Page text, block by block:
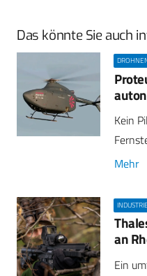
Das könnte Sie auch
Kein
Mehr
INDUSTRIE
an
Ein